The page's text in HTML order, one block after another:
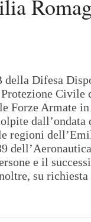
della Difesa
Civile
Forze Armate
dall’ondata
regioni
e il
su